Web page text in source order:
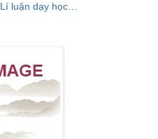
Lí luận dạy học